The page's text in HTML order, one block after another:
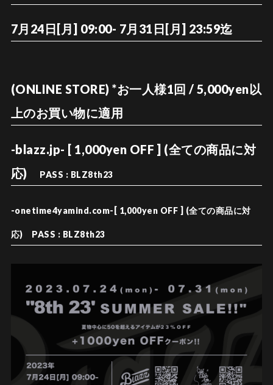
7月24日[月] 09:00- 7月31日[月] 23:59迄
(ONLINE STORE) *お一人様1回 / 5,000yen以
上のお買い物に適用
-blazz.jp- [ 1,000yen OFF ] (全ての商品に対
応)
PASS : BLZ8th23
-onetime4yamind.com-[ 1,000yen OFF ] (全ての商品に対
応) PASS : BLZ8th23